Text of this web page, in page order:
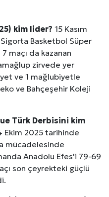
kim lider? 15 Kasım
Basketbol Süper
maçı da kazanan
zirvede yer
ve 1 mağlubiyetle
ve Bahçeşehir Koleji
Türk Derbisini kim
Ekim 2025 tarihinde
mücadelesinde
Anadolu Efes'i 79-69
son çeyrekteki güçlü